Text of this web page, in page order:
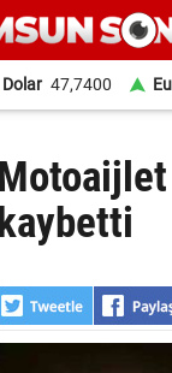
Dolar 47,7400
Motoaijlet
kaybetti